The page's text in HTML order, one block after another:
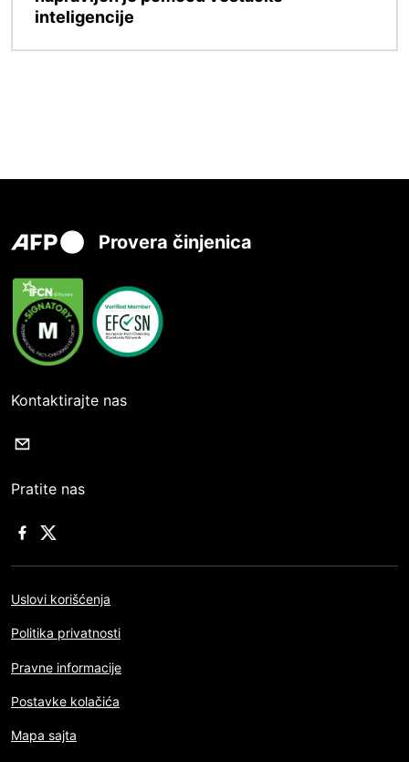
inteligencije
Provera činjenica
Kontaktirajte nas
Pratite nas
Uslovi korišćenja
Politika privatnosti
Pravne informacije
Postavke kolačića
Mapa sajta